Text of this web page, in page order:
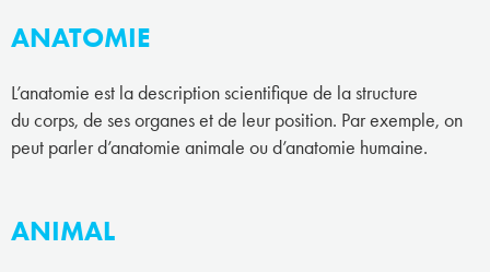
ANATOMIE
L’anatomie est la description scientifique de la structure
du corps, de ses organes et de leur position. Par exemple, on
peut parler d’anatomie animale ou d’anatomie humaine.
ANIMAL